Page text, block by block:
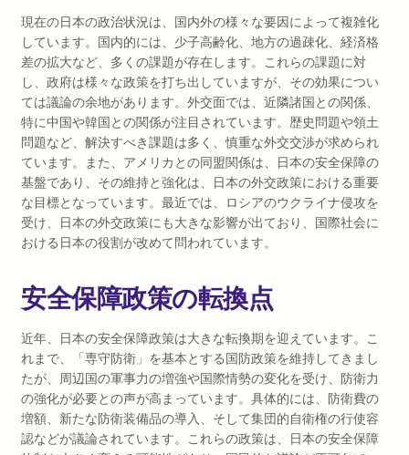
現在の日本の政治状況は、国内外の様々な要因によって複雑化
しています。国内的には、少子高齢化、地方の過疎化、経済格
差の拡大など、多くの課題が存在します。これらの課題に対
し、政府は様々な政策を打ち出していますが、その効果につい
ては議論の余地があります。外交面では、近隣諸国との関係、
特に中国や韓国との関係が注目されています。歴史問題や領土
問題など、解決すべき課題は多く、慎重な外交交渉が求められ
ています。また、アメリカとの同盟関係は、日本の安全保障の
基盤であり、その維持と強化は、日本の外交政策における重要
な目標となっています。最近では、ロシアのウクライナ侵攻を
受け、日本の外交政策にも大きな影響が出ており、国際社会に
おける日本の役割が改めて問われています。
安全保障政策の転換点
近年、日本の安全保障政策は大きな転換期を迎えています。こ
れまで、「専守防衛」を基本とする国防政策を維持してきまし
たが、周辺国の軍事力の増強や国際情勢の変化を受け、防衛力
の強化が必要との声が高まっています。具体的には、防衛費の
増額、新たな防衛装備品の導入、そして集団的自衛権の行使容
認などが議論されています。これらの政策は、日本の安全保障